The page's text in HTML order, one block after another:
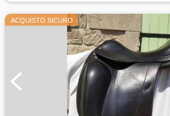
ACQUISTO SICURO